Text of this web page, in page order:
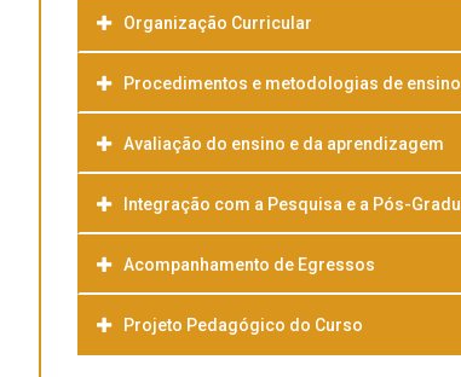
Organização Curricular
Procedimentos e metodologias de ensino
Avaliação do ensino e da aprendizagem
Integração com a Pesquisa e a Pós-
Acompanhamento de Egressos
Projeto Pedagógico do Curso